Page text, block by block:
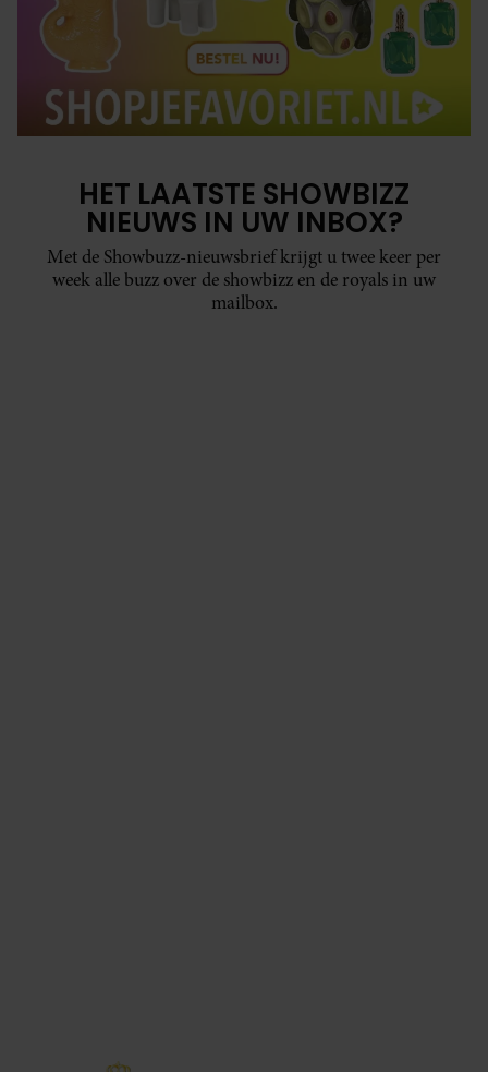
HET LAATSTE SHOWBIZZ
NIEUWS IN UW INBOX?
Met de Showbuzz-nieuwsbrief krijgt u twee keer per
week alle buzz over de showbizz en de royals in uw
mailbox.